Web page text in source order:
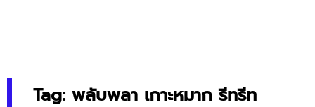
Tag: พลับพลา เกาะหมาก รีทรีท